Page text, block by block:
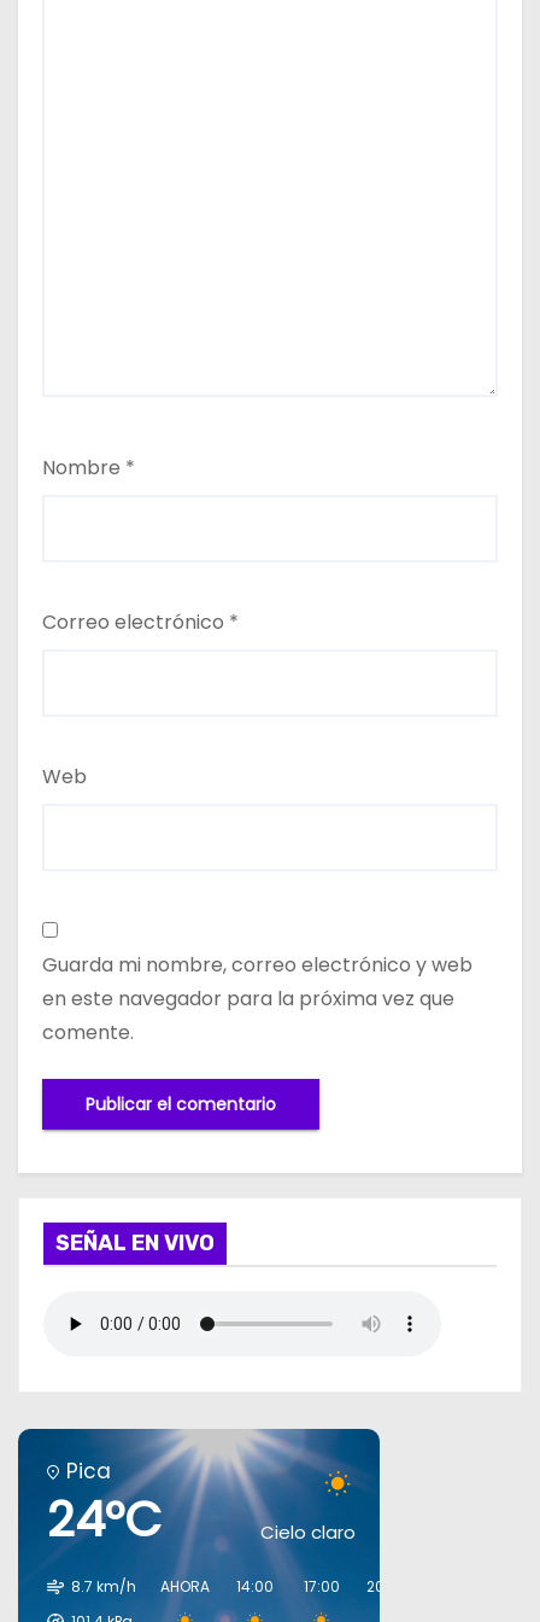
Nombre *
Correo electrónico *
Web
Guarda mi nombre, correo electrónico y web
en este navegador para la próxima vez que
comente.
SEÑAL EN VIVO
Pica
24°C Cielo claro
8.7 km/h
AHORA 14:00 17:00 20:00